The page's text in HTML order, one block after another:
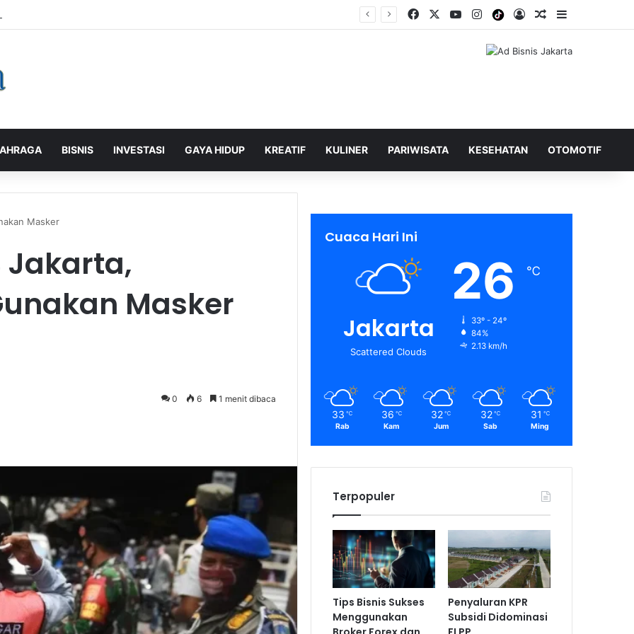
Pelanggan, PLN Icon Plus Sabet Tiga Penghargaan CCW 2026 Facebook YouTubeInstagramTiktokLog InShuffle Berita
BISNIS INVESTASI GAYA HIDUP KREATIF KULINER PARIWISATA KESEHATAN OTOMOTIF
Masker
Jakarta,
Masker
0 6 1 menit dibaca
Cuaca Hari Ini
Jakarta
Scattered Clouds
26 ℃
33º - 24º
84%
2.13 km/h
33 ℃
Rab
36 ℃
Kam
32 ℃
Jum
32 ℃
Sab
31 ℃
Ming
Terpopuler
Tips Bisnis Sukses
Menggunakan
Penyaluran KPR
Subsidi Didominasi